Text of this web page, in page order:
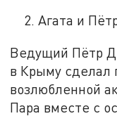
Агата и
Ведущий Пётр
в Крыму сделал
возлюбленной
Пара вместе с